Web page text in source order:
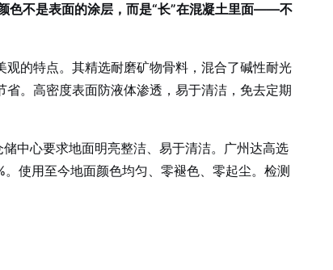
色不是表面的涂层，而是“长”在混凝土里面——不
的特点。其精选耐磨矿物骨料，混合了碱性耐光
。高密度表面防液体渗透，易于清洁，免去定期
中心要求地面明亮整洁、易于清洁。广州达高选
使用至今地面颜色均匀、零褪色、零起尘。检测